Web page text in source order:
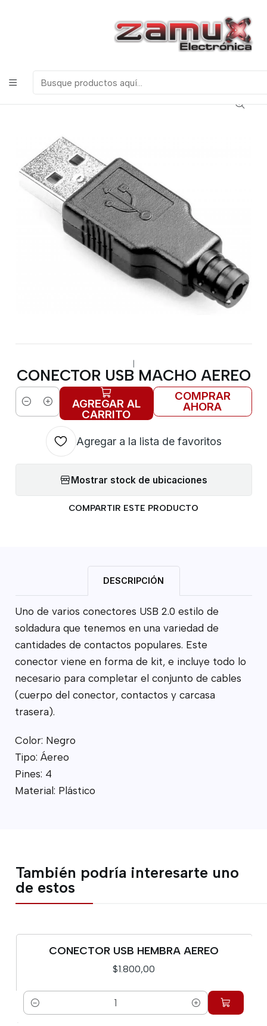
ELECTRONICOS, ROBOTICA & TECNOLOGIA
Miscelanea
Conectores
CONECTOR USB MACHO AEREO
|
CONECTOR USB MACHO AEREO
Cantidad AGREGAR AL
CARRITO
COMPRAR
AHORA
Agregar a la lista de favoritos
Mostrar stock de ubicaciones
COMPARTIR ESTE PRODUCTO
DESCRIPCIÓN
Uno de varios conectores USB 2.0 estilo de
soldadura que tenemos en una variedad de
cantidades de contactos populares. Este
conector viene en forma de kit, e incluye todo lo
necesario para completar el conjunto de cables
(cuerpo del conector, contactos y carcasa
trasera).
Color: Negro
Tipo: Áereo
Pines: 4
Material: Plástico
También podría interesarte uno
de estos
CONECTOR USB HEMBRA AEREO
$1.800,00
Cantidad